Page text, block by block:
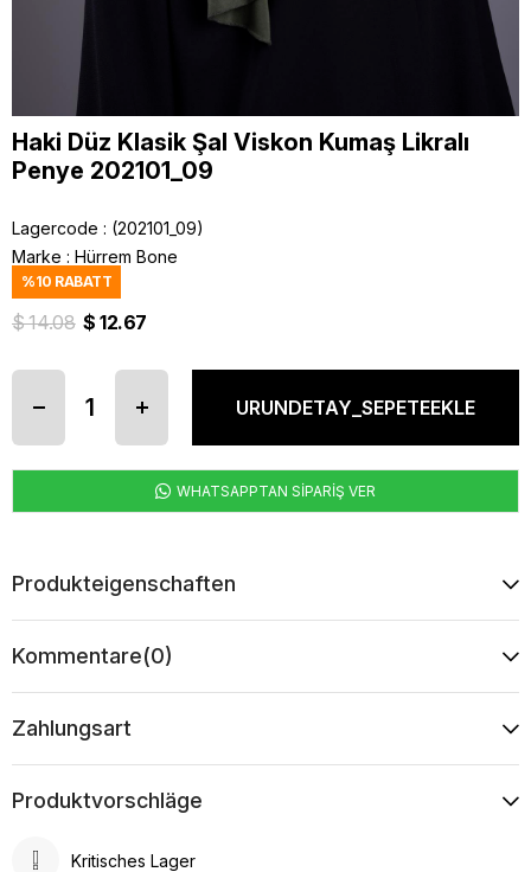
Haki Düz Klasik Şal Viskon Kumaş Likralı
Penye 202101_09
Lagercode
(202101_09)
Marke : Hürrem Bone
%10 RABATT
$ 14.08 $ 12.67
WHATSAPPTAN SİPARİŞ VER
Produkteigenschaften
Kommentare(0)
Zahlungsart
Produktvorschläge
Kritisches Lager